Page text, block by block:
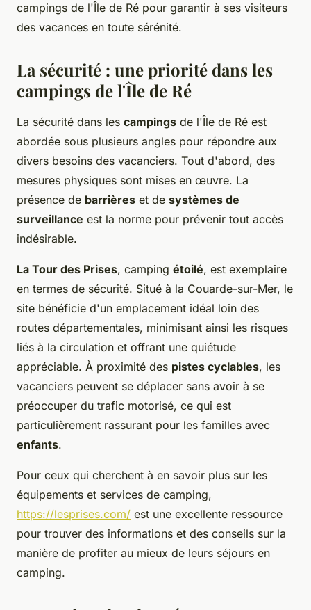
campings de l'Île de Ré pour garantir à ses visiteurs
des vacances en toute sérénité.
La sécurité : une priorité dans les
campings de l'Île de Ré
La sécurité dans les campings de l'Île de Ré est
abordée sous plusieurs angles pour répondre aux
divers besoins des vacanciers. Tout d'abord, des
mesures physiques sont mises en œuvre. La
présence de barrières et de systèmes de
surveillance est la norme pour prévenir tout accès
indésirable.
La Tour des Prises, camping étoilé, est exemplaire
en termes de sécurité. Situé à la Couarde-sur-Mer, le
site bénéficie d'un emplacement idéal loin des
routes départementales, minimisant ainsi les risques
liés à la circulation et offrant une quiétude
appréciable. À proximité des pistes cyclables, les
vacanciers peuvent se déplacer sans avoir à se
préoccuper du trafic motorisé, ce qui est
particulièrement rassurant pour les familles avec
enfants.
Pour ceux qui cherchent à en savoir plus sur les
équipements et services de camping,
https://lesprises.com/ est une excellente ressource
pour trouver des informations et des conseils sur la
manière de profiter au mieux de leurs séjours en
camping.